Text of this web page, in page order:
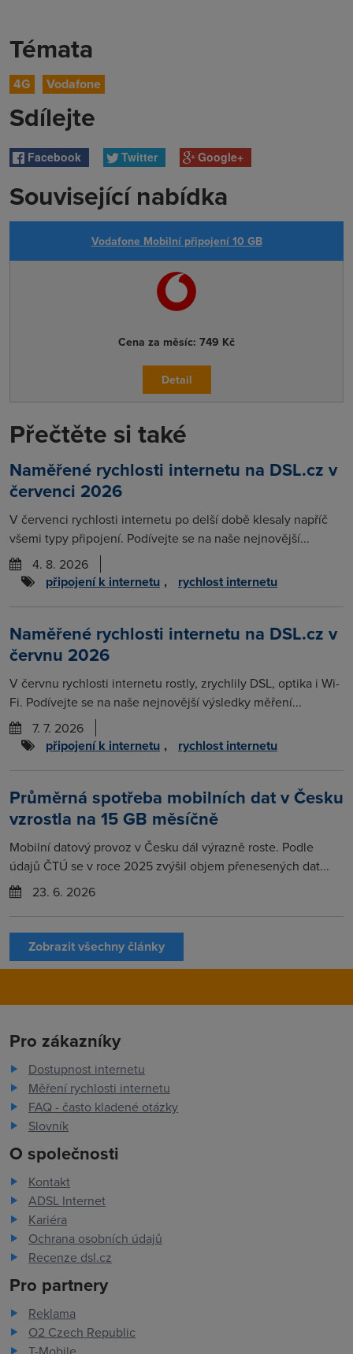
Témata
4G Vodafone
Sdílejte
Facebook Twitter Google+
Související nabídka
Vodafone Mobilní připojení 10 GB
Cena za měsíc: 749 Kč
Detail
Přečtěte si také
Naměřené rychlosti internetu na DSL.cz v
červenci 2026
V červenci rychlosti internetu po delší době klesaly napříč
všemi typy připojení. Podívejte se na naše nejnovější...
4. 8. 2026
připojení k internetu , rychlost internetu
Naměřené rychlosti internetu na DSL.cz v
červnu 2026
V červnu rychlosti internetu rostly, zrychlily DSL, optika i Wi-
Fi. Podívejte se na naše nejnovější výsledky měření...
7. 7. 2026
připojení k internetu , rychlost internetu
Průměrná spotřeba mobilních dat v Česku
vzrostla na 15 GB měsíčně
Mobilní datový provoz v Česku dál výrazně roste. Podle
údajů ČTÚ se v roce 2025 zvýšil objem přenesených dat...
23. 6. 2026
Zobrazit všechny články
Pro zákazníky
Dostupnost internetu
Měření rychlosti internetu
FAQ - často kladené otázky
Slovník
O společnosti
Kontakt
ADSL Internet
Kariéra
Ochrana osobních údajů
Recenze dsl.cz
Pro partnery
Reklama
O2 Czech Republic